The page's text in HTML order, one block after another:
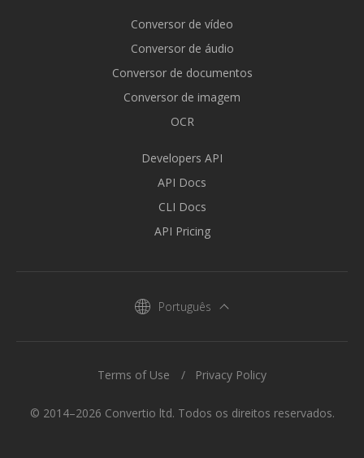
Conversor de vídeo
Conversor de áudio
Conversor de documentos
Conversor de imagem
OCR
Developers API
API Docs
CLI Docs
API Pricing
Português
© 2014–2026 Convertio ltd. Todos os direitos reservados.
Terms of Use Privacy Policy